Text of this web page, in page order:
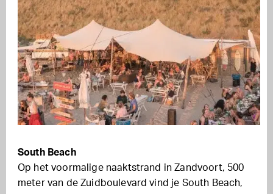
South Beach
Op het voormalige naaktstrand in Zandvoort, 500
meter van de Zuidboulevard vind je South Beach,